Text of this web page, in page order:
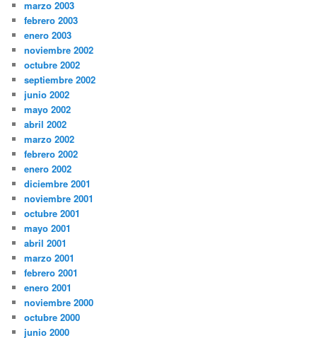
marzo 2003
febrero 2003
enero 2003
noviembre 2002
octubre 2002
septiembre 2002
junio 2002
mayo 2002
abril 2002
marzo 2002
febrero 2002
enero 2002
diciembre 2001
noviembre 2001
octubre 2001
mayo 2001
abril 2001
marzo 2001
febrero 2001
enero 2001
noviembre 2000
octubre 2000
junio 2000